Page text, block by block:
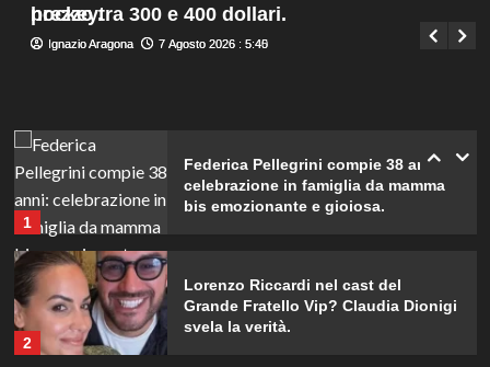
hockey.
Ignazio Aragona 7 Agosto 2026 : 5:45
prezzo tra 300 e 400 dollari.
Ignazio Aragona 7 Agosto 2026 : 5:40
emozionanti in motoslitta sul
1
Federica Pellegrini compie 38 anni:
celebrazione in famiglia da mamma
bis emozionante e gioiosa.
2
Lorenzo Riccardi nel cast del
Grande Fratello Vip? Claudia Dionigi
svela la verità.